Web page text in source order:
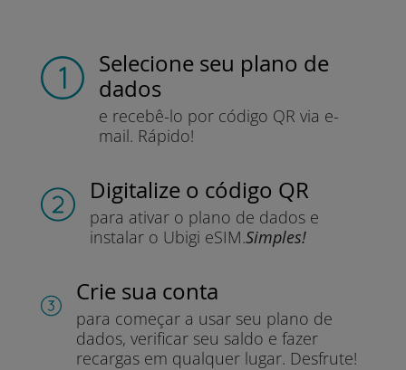
Selecione seu plano de
dados
e recebê-lo por código QR via e-
mail. Rápido!
Digitalize o código QR
para ativar o plano de dados e
instalar o Ubigi eSIM.Simples!
Crie sua conta
para começar a usar seu plano de
dados, verificar seu saldo e fazer
recargas em qualquer lugar. Desfrute!